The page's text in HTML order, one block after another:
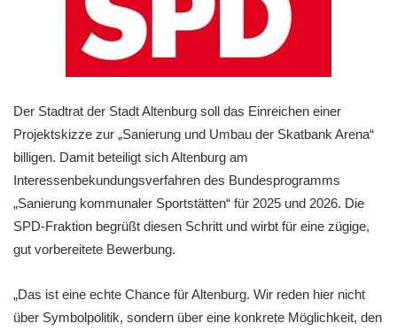
Der Stadtrat der Stadt Altenburg soll das Einreichen einer
Projektskizze zur „Sanierung und Umbau der Skatbank Arena“
billigen. Damit beteiligt sich Altenburg am
Interessenbekundungsverfahren des Bundesprogramms
„Sanierung kommunaler Sportstätten“ für 2025 und 2026. Die
SPD-Fraktion begrüßt diesen Schritt und wirbt für eine zügige,
gut vorbereitete Bewerbung.
„Das ist eine echte Chance für Altenburg. Wir reden hier nicht
über Symbolpolitik, sondern über eine konkrete Möglichkeit, den